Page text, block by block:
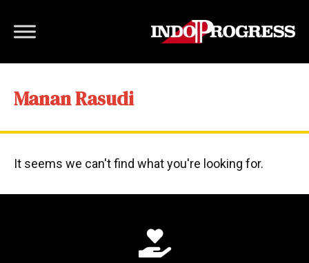
Manan Rasudi
It seems we can't find what you're looking for.